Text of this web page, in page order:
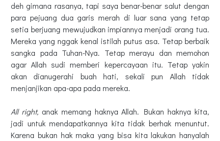
deh gimana rasanya, tapi saya benar-benar salut dengan
para pejuang dua garis merah di luar sana yang tetap
setia berjuang mewujudkan impiannya menjadi orang tua.
Mereka yang nggak kenal istilah putus asa. Tetap berbaik
sangka pada Tuhan-Nya. Tetap merayu dan memohon
agar Allah sudi memberi kepercayaan itu. Tetap yakin
akan dianugerahi buah hati, sekali pun Allah tidak
menjanjikan apa-apa pada mereka.
All right,anak memang haknya Allah. Bukan haknya kita,
jadi untuk mendapatkannya kita tidak berhak menuntut.
Karena bukan hak maka yang bisa kita lakukan hanyalah